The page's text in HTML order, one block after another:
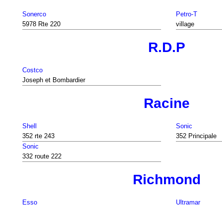
Sonerco
5978 Rte 220
Petro-T
village
R.D.P
Costco
Joseph et Bombardier
Racine
Shell
352 rte 243
Sonic
352 Principale
Sonic
332 route 222
Richmond
Esso
Ultramar